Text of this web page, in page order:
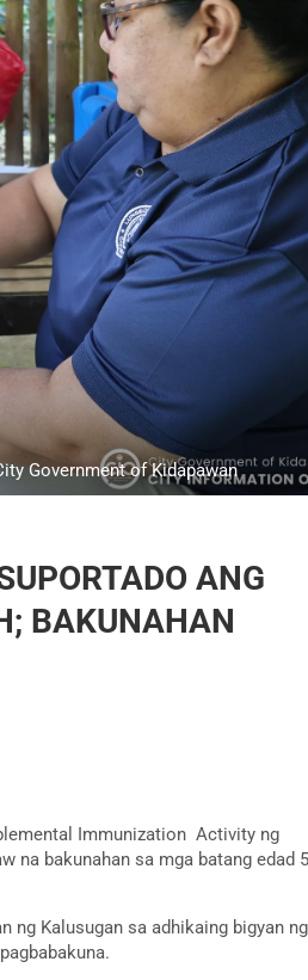
Government of Kidapawan
ANG
BAKUNAHAN
Immunization Activity ng
na bakunahan sa mga batang edad
ng Kalusugan sa adhikaing bigyan ng